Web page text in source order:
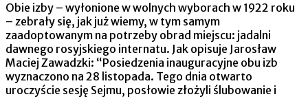
Obie izby – wyłonione w wolnych wyborach w 1922 roku
– zebrały się, jak już wiemy, w tym samym
zaadoptowanym na potrzeby obrad miejscu: jadalni
dawnego rosyjskiego internatu. Jak opisuje Jarosław
Maciej Zawadzki: “Posiedzenia inauguracyjne obu izb
wyznaczono na 28 listopada. Tego dnia otwarto
uroczyście sesję Sejmu, posłowie złożyli ślubowanie i